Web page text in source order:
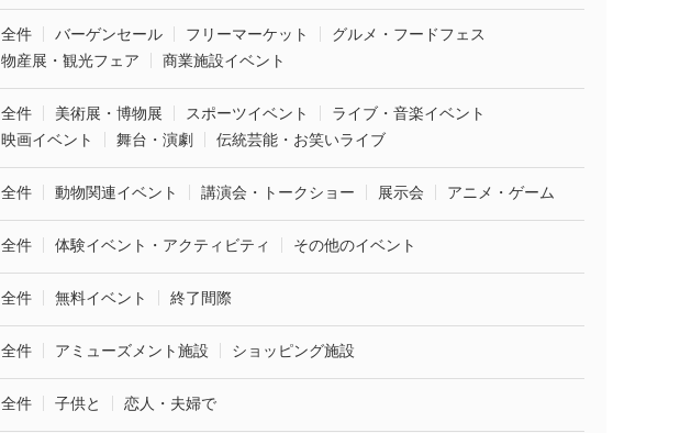
全件 バーゲンセール フリーマーケット
グルメ・フードフェス
物産展・観光フェア
商業施設イベント
全件 美術展・博物展 スポーツイベント
ライブ・音楽イベント
映画イベント
舞台・演劇 伝統芸能・お笑いライブ
全件 動物関連イベント 講演会・トークショー 展示会 アニメ・ゲーム
全件 体験イベント・アクティビティ その他のイベント
全件 無料イベント 終了間際
全件 アミューズメント施設 ショッピング施設
全件 子供と 恋人・夫婦で